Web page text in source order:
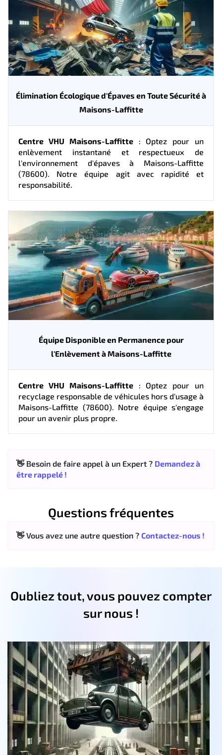
Élimination Écologique d'Épaves en Toute Sécurité à
Maisons-Laffitte
Centre VHU Maisons-Laffitte: Optez pour un
enlèvement instantané et respectueux de
l'environnement d'épaves à Maisons-Laffitte
(78600). Notre équipe agit avec rapidité et
responsabilité.
Équipe Disponible en Permanence pour
l'Enlèvement à Maisons-Laffitte
Centre VHU Maisons-Laffitte: Optez pour un
recyclage responsable de véhicules hors d'usage à
Maisons-Laffitte (78600). Notre équipe s'engage
pour un avenir plus propre.
👋 Besoin de faire appel à un Expert ? Demandez à
être rappelé !
Questions fréquentes
👋 Vous avez une autre question ? Contactez-nous !
Oubliez tout, vous pouvez compter
sur nous !